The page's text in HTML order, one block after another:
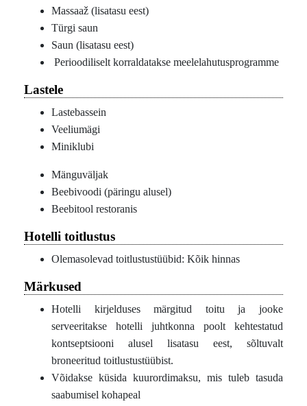
Massaaž (lisatasu eest)
Türgi saun
Saun (lisatasu eest)
Perioodiliselt korraldatakse meelelahutusprogramme
Lastele
Lastebassein
Veeliumägi
Miniklubi
Mänguväljak
Beebivoodi (päringu alusel)
Beebitool restoranis
Hotelli toitlustus
Olemasolevad toitlustustüübid: Kõik hinnas
Märkused
Hotelli kirjelduses märgitud toitu ja jooke
serveeritakse hotelli juhtkonna poolt kehtestatud
kontseptsiooni alusel lisatasu eest, sõltuvalt
broneeritud toitlustustüübist.
Võidakse küsida kuurordimaksu, mis tuleb tasuda
saabumisel kohapeal